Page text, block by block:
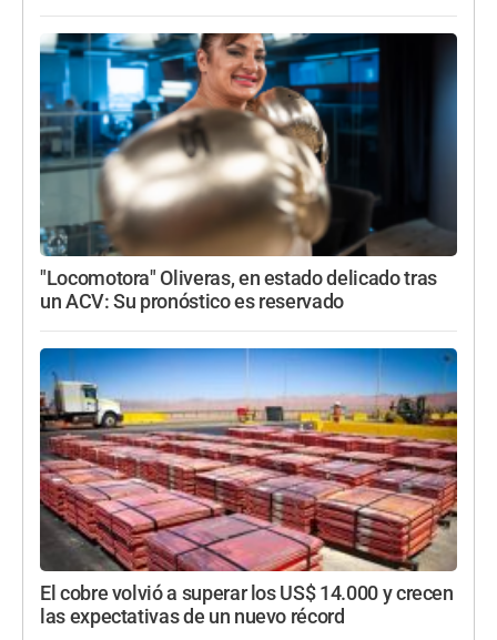
"Locomotora" Oliveras, en estado delicado tras
un ACV: Su pronóstico es reservado
El cobre volvió a superar los US$ 14.000 y crecen
las expectativas de un nuevo récord